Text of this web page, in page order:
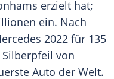
erzielt hat;
ein. Nach
2022 für 135
von
Auto der Welt.